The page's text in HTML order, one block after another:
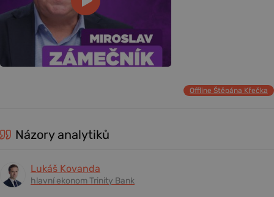
Offline Štěpána Křečka
Názory analytiků
Lukáš Kovanda
hlavní ekonom Trinity Bank